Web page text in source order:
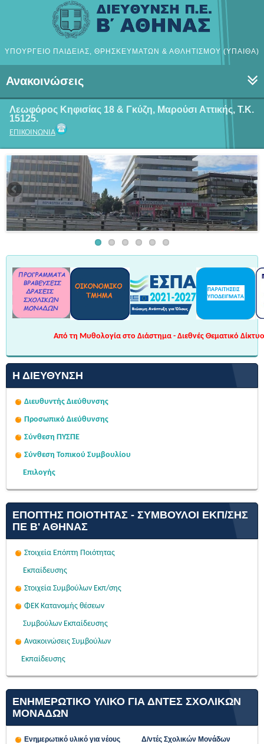
ΥΠΟΥΡΓΕΙΟ ΠΑΙΔΕΙΑΣ, ΘΡΗΣΚΕΥΜΑΤΩΝ & ΑΘΛΗΤΙΣΜΟΥ (ΥΠΑΙΘΑ)
Ανακοινώσεις
Λεωφόρος Κηφισίας 18 & Γκύζη, Μαρούσι Αττικής, Τ.Κ.
15125.
ΕΠΙΚΟΙΝΩΝΙΑ
Από τη Μυθολογία στο Διάστημα - Διεθνές Θεματικό
Η ΔΙΕΎΘΥΝΣΗ
Διευθυντής Διεύθυνσης
Προσωπικό Διεύθυνσης
Σύνθεση ΠΥΣΠΕ
Σύνθεση Τοπικού Συμβουλίου
Επιλογής
ΕΠΌΠΤΗΣ ΠΟΙΌΤΗΤΑΣ - ΣΎΜΒΟΥΛΟΙ ΕΚΠ/ΣΗΣ
ΠΕ Β' ΑΘΉΝΑΣ
Στοιχεία Επόπτη Ποιότητας
Εκπαίδευσης
Στοιχεία Συμβούλων Εκπ/σης
ΦΕΚ Κατανομής θέσεων
Συμβούλων Εκπαίδευσης
Ανακοινώσεις Συμβούλων
Εκπαίδευσης
ΕΝΗΜΕΡΩΤΙΚΟ ΥΛΙΚΟ ΓΙΑ ΔΝΤΕΣ ΣΧΟΛΙΚΩΝ
ΜΟΝΑΔΩΝ
Ενημερωτικό υλικό για νέους Δ/ντές Σχολικών Μονάδων